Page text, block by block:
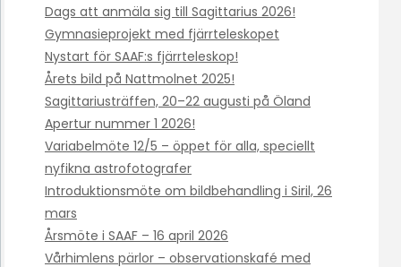
Dags att anmäla sig till Sagittarius 2026!
Gymnasieprojekt med fjärrteleskopet
Nystart för SAAF:s fjärrteleskop!
Årets bild på Nattmolnet 2025!
Sagittariusträffen, 20–22 augusti på Öland
Apertur nummer 1 2026!
Variabelmöte 12/5 – öppet för alla, speciellt
nyfikna astrofotografer
Introduktionsmöte om bildbehandling i Siril, 26
mars
Årsmöte i SAAF – 16 april 2026
Vårhimlens pärlor – observationskafé med